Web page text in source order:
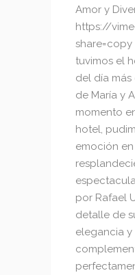
Amor y
https://
tuvimos el
del día
de María y
momento
hotel,
emoción en
por Rafael
detalle de
elegancia